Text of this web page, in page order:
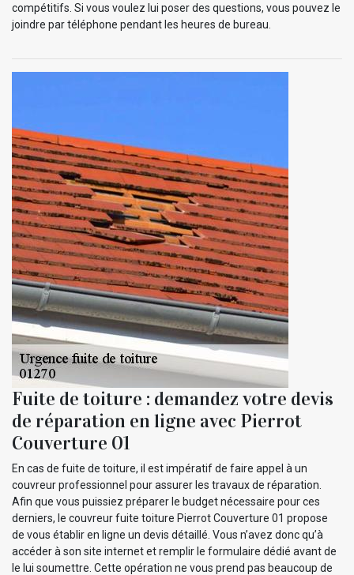
compétitifs. Si vous voulez lui poser des questions, vous pouvez le
joindre par téléphone pendant les heures de bureau.
Fuite de toiture : demandez votre devis
de réparation en ligne avec Pierrot
Couverture 01
En cas de fuite de toiture, il est impératif de faire appel à un
couvreur professionnel pour assurer les travaux de réparation.
Afin que vous puissiez préparer le budget nécessaire pour ces
derniers, le couvreur fuite toiture Pierrot Couverture 01 propose
de vous établir en ligne un devis détaillé. Vous n’avez donc qu’à
accéder à son site internet et remplir le formulaire dédié avant de
le lui soumettre. Cette opération ne vous prend pas beaucoup de